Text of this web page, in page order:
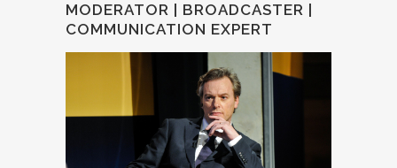
MODERATOR | BROADCASTER |
COMMUNICATION EXPERT